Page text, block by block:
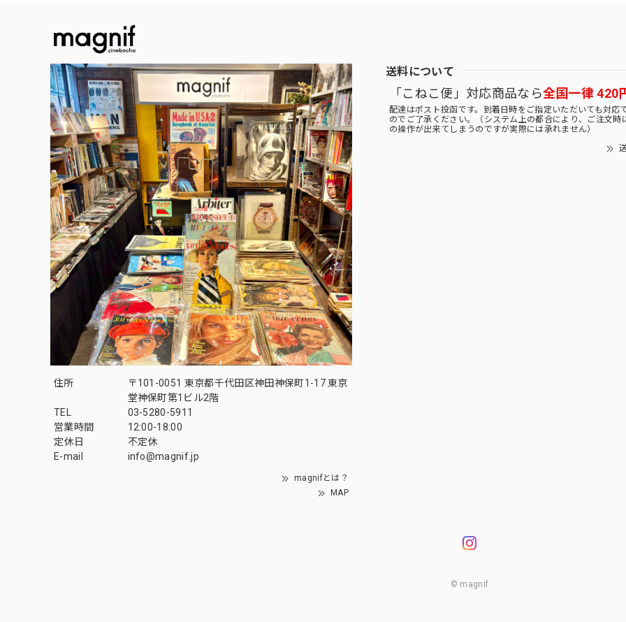
住所
〒101-0051 東京都千代田区神田神保町1-17 東京
堂神保町第1ビル2階
TEL
03-5280-5911
営業時間
12:00-18:00
定休日
不定休
E-mail
info@magnif.jp
magnifとは？
MAP
送料について
「こねこ便」対応商品なら全国一律 420
配達はポスト投函です。到着日時をご指定いただいても対応
のでご了承ください。（システム上の都合により、ご注文時
の操作が出来てしまうのですが実際には承れません）
© magnif